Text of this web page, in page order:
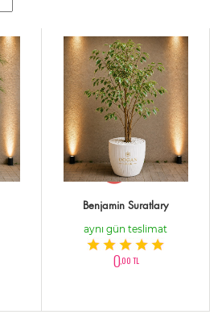
Benjamin Suratlary
aynı gün teslimat
0,00 TL